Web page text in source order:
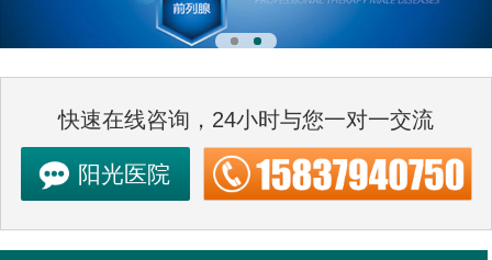
快速在线咨询，24小时与您一对一交流
阳光医院